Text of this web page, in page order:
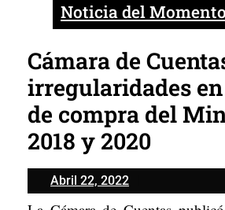
Noticia del Momento
Cámara de
irregularidades
de compra del
2018 y 2020
Abril 22, 2022Abril
22,